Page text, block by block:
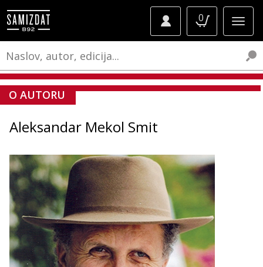
0
O AUTORU
Aleksandar Mekol Smit